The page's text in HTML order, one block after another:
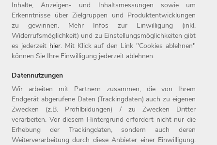
einer der größten Arbeitgeber der Oberpfalz, sondern auch
einer der beliebtesten Deutschlands: 2022 wurde das
Unternehmen zum zehnten Mal in Folge als Top-Arbeitgeber
ausgezeichnet. Seit 1987 ist das Unternehmen mit Sitz in
Weiden Teil der Otto Group. Weitere Informationen finden Sie
Home
Arbeitgeber
Benefits
Jobs
Einstiegslevel
Arbeitsfelder
Kontakt
Impressum
Datenschutz
Inhalte, Anzeigen- und Inhaltsmessungen sowie um
Erkenntnisse über Zielgruppen und Produktentwicklungen
zu gewinnen. Mehr Infos zur Einwilligung (inkl.
Widerrufsmöglichkeit) und zu Einstellungsmöglichkeiten gibt
es jederzeit hier. Mit Klick auf den Link "Cookies ablehnen"
können Sie Ihre Einwilligung jederzeit ablehnen.
Datennutzungen
Wir arbeiten mit Partnern zusammen, die von Ihrem
Endgerät abgerufene Daten (Trackingdaten) auch zu eigenen
Zwecken (z.B. Profilbildungen) / zu Zwecken Dritter
verarbeiten. Vor diesem Hintergrund erfordert nicht nur die
Erhebung der Trackingdaten, sondern auch deren
Weiterverarbeitung durch diese Anbieter einer Einwilligung.